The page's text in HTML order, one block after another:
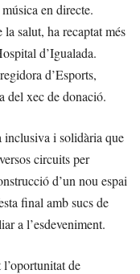
en directe.
salut, ha recaptat més
d’Igualada.
d’Esports,
del xec de donació.
inclusiva i solidària que
circuits per
d’un nou espai
final amb sucs de
a l’esdeveniment.
de